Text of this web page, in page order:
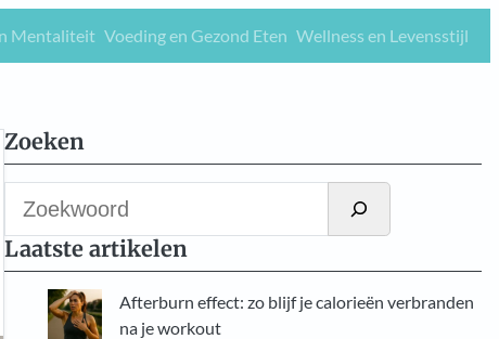
Mentaliteit Voeding en Gezond Eten Wellness en Levensstijl
Zoeken
e
Laatste artikelen
Afterburn effect: zo blijf je calorieën verbranden
na je workout